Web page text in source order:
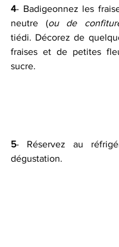
4- Badigeonnez les
neutre (ou de
tiédi. Décorez de
fraises et de petites
sucre.
5- Réservez au
dégustation.